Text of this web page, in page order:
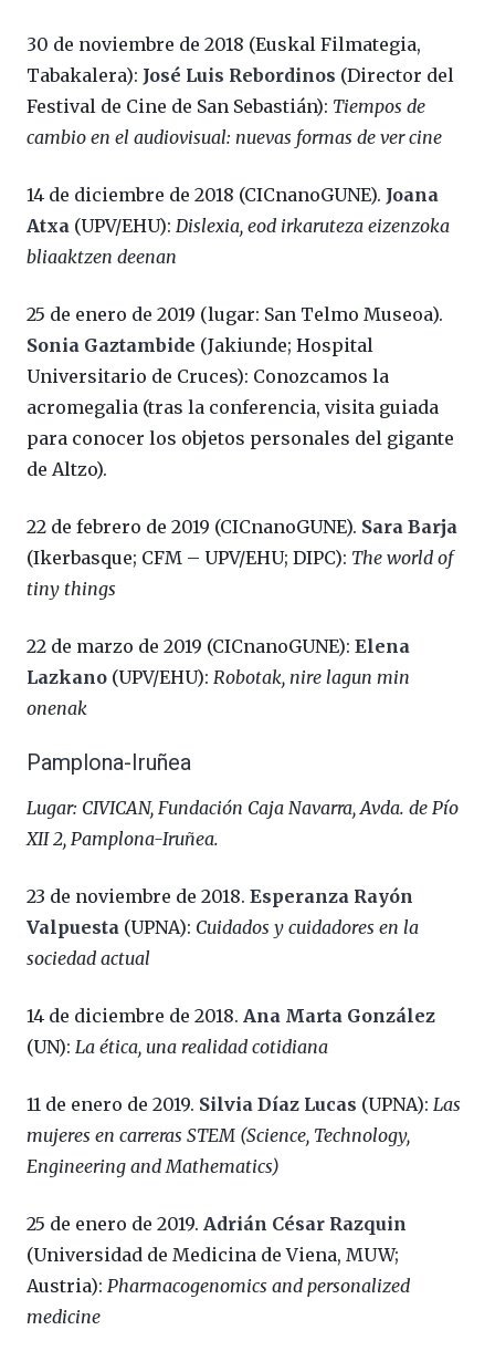
30 de noviembre de 2018 (Euskal Filmategia,
Tabakalera): José Luis Rebordinos (Director del
Festival de Cine de San Sebastián): Tiempos de
cambio en el audiovisual: nuevas formas de ver cine
14 de diciembre de 2018 (CICnanoGUNE). Joana
Atxa (UPV/EHU): Dislexia, eod irkaruteza eizenzoka
bliaaktzen deenan
25 de enero de 2019 (lugar: San Telmo Museoa).
Sonia Gaztambide (Jakiunde; Hospital
Universitario de Cruces): Conozcamos la
acromegalia (tras la conferencia, visita guiada
para conocer los objetos personales del gigante
de Altzo).
22 de febrero de 2019 (CICnanoGUNE). Sara Barja
(Ikerbasque; CFM – UPV/EHU; DIPC): The world of
tiny things
22 de marzo de 2019 (CICnanoGUNE): Elena
Lazkano (UPV/EHU): Robotak, nire lagun min
onenak
Pamplona-Iruñea
Lugar: CIVICAN, Fundación Caja Navarra, Avda. de Pío
XII 2, Pamplona-Iruñea.
23 de noviembre de 2018. Esperanza Rayón
Valpuesta (UPNA): Cuidados y cuidadores en la
sociedad actual
14 de diciembre de 2018. Ana Marta González
(UN): La ética, una realidad cotidiana
11 de enero de 2019. Silvia Díaz Lucas (UPNA): Las
mujeres en carreras STEM (Science, Technology,
Engineering and Mathematics)
25 de enero de 2019. Adrián César Razquin
(Universidad de Medicina de Viena, MUW;
Austria): Pharmacogenomics and personalized
medicine